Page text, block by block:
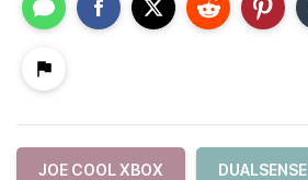
JOE COOL XBOX DUALSENSE